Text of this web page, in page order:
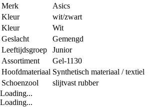
Merk
Asics
Kleur
wit/zwart
Kleur
Wit
Geslacht
Gemengd
Leeftijdsgroep
Junior
Assortiment
Gel-1130
Hoofdmateriaal Synthetisch materiaal / textiel
Schoenzool
slijtvast rubber
Loading...
Loading...